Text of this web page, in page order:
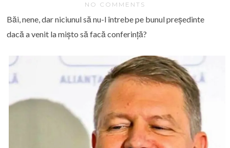
NO COMMENTS
Băi, nene, dar niciunul să nu-l întrebe pe bunul președinte
dacă a venit la mișto să facă conferință?